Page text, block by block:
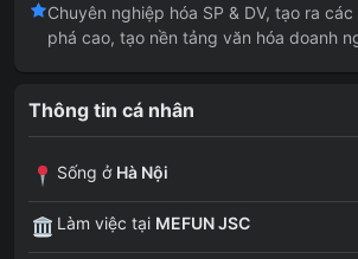
Chuyên nghiệp hóa SP & DV, tạo ra
phá cao, tạo nền tảng văn hóa doanh
Thông tin cá nhân
Sống ở Hà Nội
Làm việc tại MEFUN JSC